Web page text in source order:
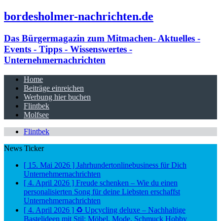
bordesholmer-nachrichten.de
Das Bürgermagazin zum Mitmachen- Aktuelles -
Events - Tipps - Wissenswertes -
Unternehmernachrichten
Home
Beiträge einreichen
Werbung hier buchen
Flintbek
Molfsee
Flintbek
News Ticker
[ 15. Mai 2026 ] Jahrhundertonlinebusiness für Dich
Unternehmernachrichten
[ 4. April 2026 ] Freude schenken – Wie du einen
personalisierten Song für deine Liebsten erschaffst
Unternehmernachrichten
[ 4. April 2026 ] ♻️ Upcycling deluxe – Nachhaltige
Bastelideen mit Stil: Möbel, Mode, Schmuck Hobby